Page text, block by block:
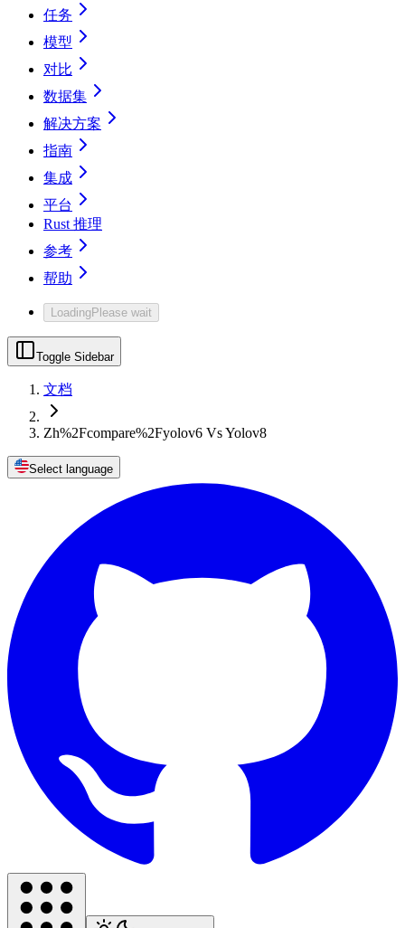
任务
模型
对比
数据集
解决方案
指南
集成
平台
Rust 推理
参考
帮助
LoadingPlease wait
Toggle Sidebar
文档
Zh%2Fcompare%2Fyolov6 Vs Yolov8
Select language